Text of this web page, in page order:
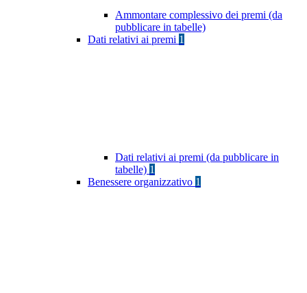
Ammontare complessivo dei premi (da
pubblicare in tabelle)
Dati relativi ai premi 1
Dati relativi ai premi (da pubblicare in
tabelle) 1
Benessere organizzativo 1